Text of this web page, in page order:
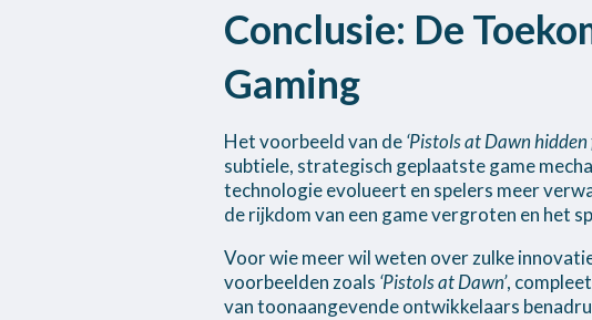
Conclusie: De
Gaming
Het voorbeeld van de‘Pistols at Dawn hidden
subtiele, strategisch geplaatste game
technologie evolueert en spelers meer
de rijkdom van een game vergroten en het
Voor wie meer wil weten over zulke
voorbeelden zoals ‘Pistols at Dawn’,
van toonaangevende ontwikkelaars